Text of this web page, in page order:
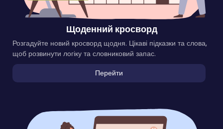
Щоденний кросворд
Розгадуйте новий кросворд щодня. Цікаві підказки та слова,
щоб розвинути логіку та словниковий запас.
Перейти